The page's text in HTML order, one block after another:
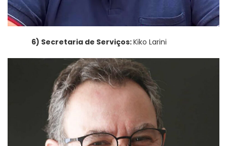
6) Secretaria de Serviços:Kiko Larini